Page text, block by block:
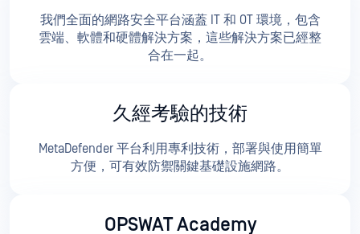
我們全面的網路安全平台涵蓋 IT 和 OT 環境，包含
雲端、軟體和硬體解決方案，這些解決方案已經整
合在一起。
久經考驗的技術
MetaDefender 平台利用專利技術，部署與使用簡單
方便，可有效防禦關鍵基礎設施網路。
OPSWAT Academy